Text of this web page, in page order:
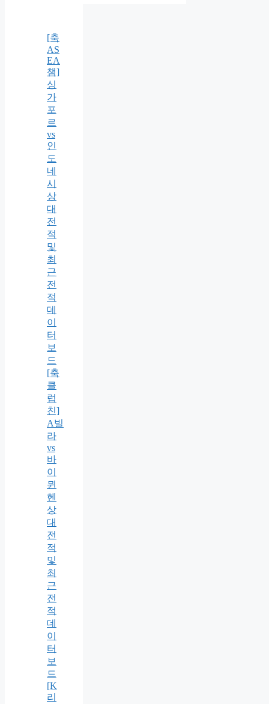
[축
AS
EA
챔]
싱
가
포
르
vs
인
도
네
시
상
대
전
적
및
최
근
전
적
데
이
터
보
드
[축
클
럽
친]
A빌
라
vs
바
이
뮌
헨
상
대
전
적
및
최
근
전
적
데
이
터
보
드
[K
리